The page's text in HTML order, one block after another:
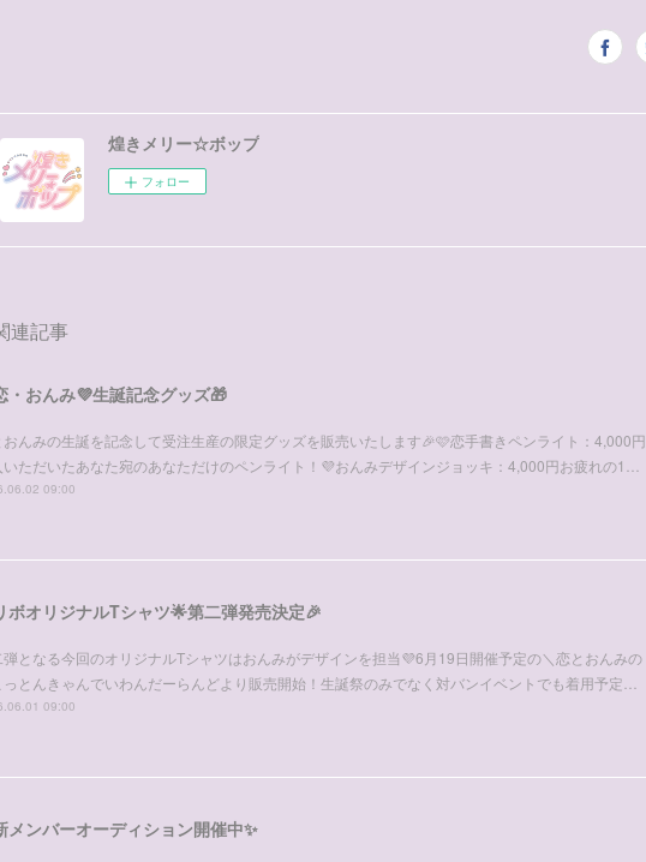
煌きメリー☆ボップ
フォロー
連記事
・おんみ💜生誕記念グッズ🎁
んみの生誕を記念して受注生産の限定グッズを販売いたします🎉🩷恋手書きペンライト：4,000円
ただいたあなた宛のあなただけのペンライト！💜おんみデザインジョッキ：4,000円お疲れの1…
09:00
ボオリジナルTシャツ🌟第二弾発売決定🎉
弾となる今回のオリジナルTシャツはおんみがデザインを担当💜6月19日開催予定の＼恋とおんみの
とんきゃんでいわんだーらんどより販売開始！生誕祭のみでなく対バンイベントでも着用予定…
09:00
メンバーオーディション開催中✨